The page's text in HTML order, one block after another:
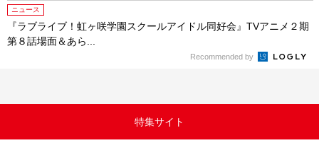
ニュース
『ラブライブ！虹ヶ咲学園スクールアイドル同好会』TVアニメ２期
第８話場面＆あら...
Recommended by
特集サイト